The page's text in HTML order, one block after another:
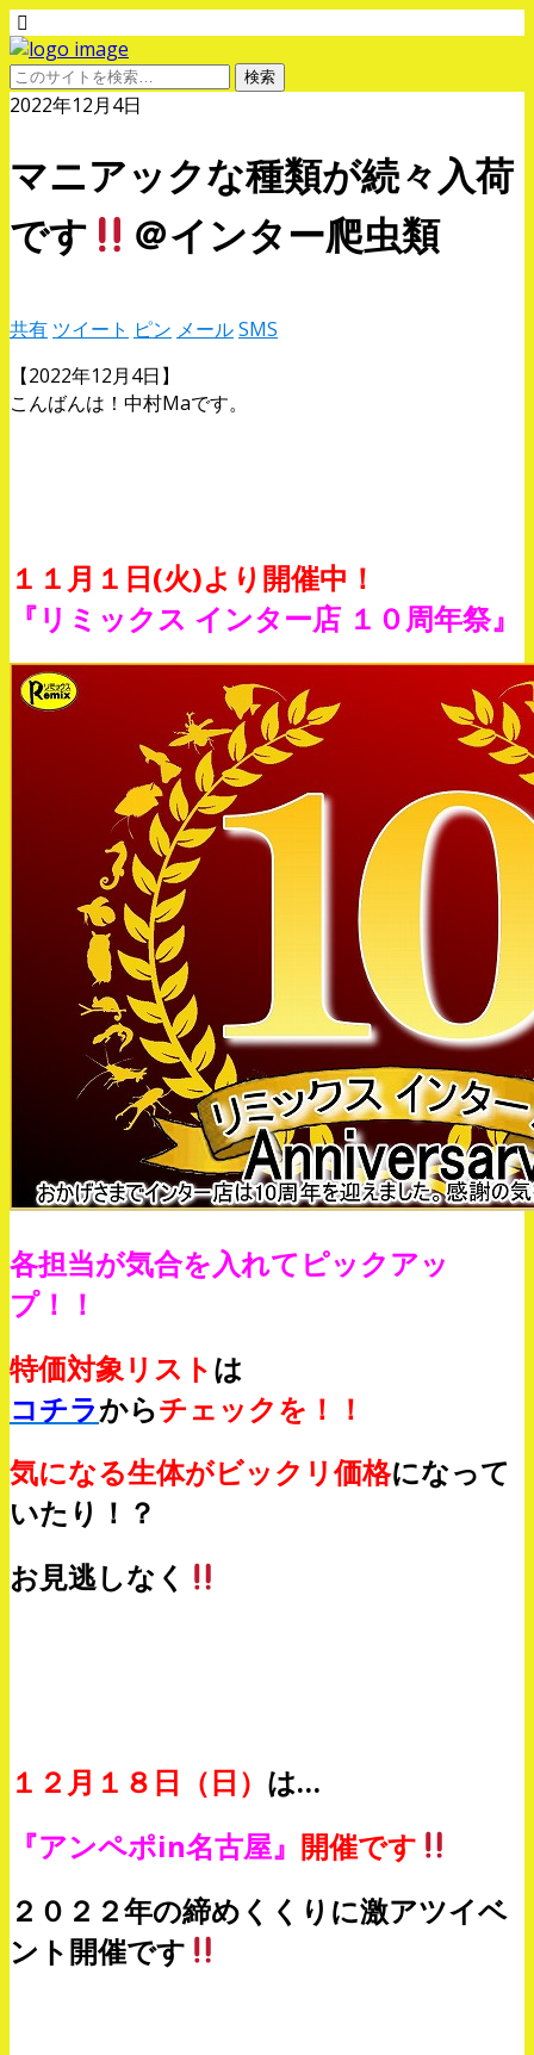
2022年12月4日
マニアックな種類が続々入荷
です
＠インター爬虫類
共有 ツイート ピン メールSMS
【2022年12月4日】
こんばんは！中村Maです。
１１月１日(火)より開催中！
『リミックス インター店 １０周年祭』
各担当が気合を入れてピックアッ
プ！！
特価対象リストは
コチラからチェックを！！
気になる生体がビックリ価格になって
いたり！？
お見逃しなく
１２月１８日（日） は…
『アンペポin名古屋』 開催です
２０２２年の締めくくりに激アツイベ
ント開催です